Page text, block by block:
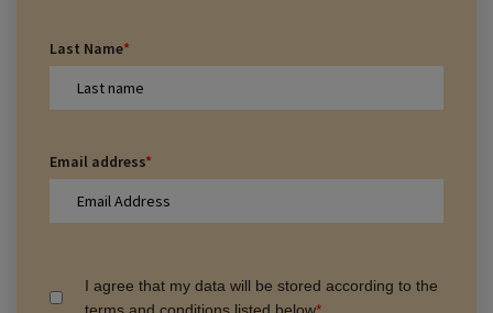
Last Name*
Email address*
I agree that my data will be stored according to the